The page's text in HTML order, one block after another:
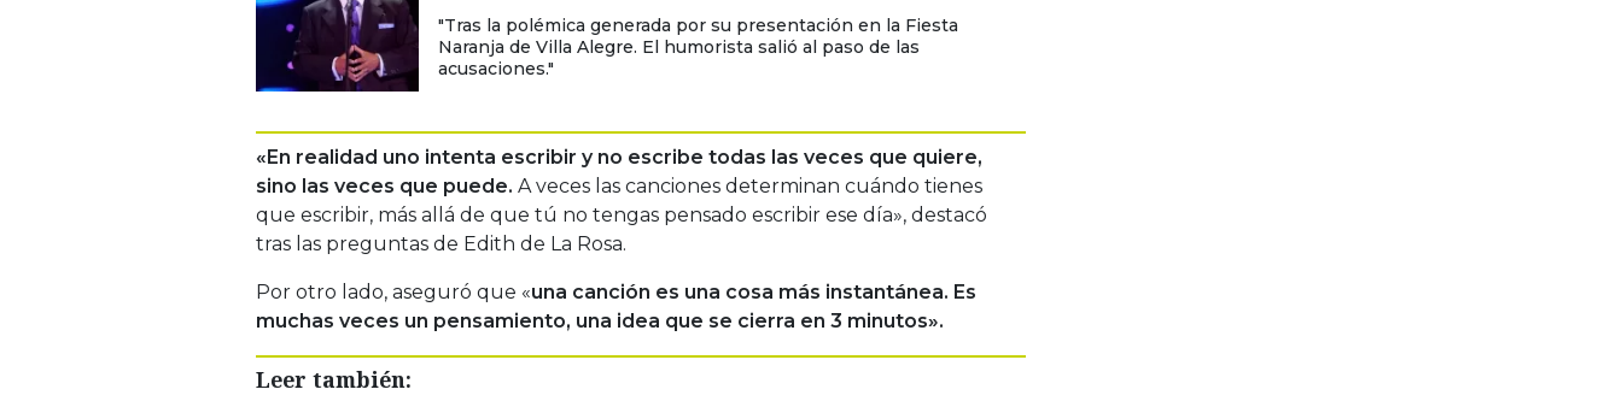
"Tras la polémica generada por su presentación en la Fiesta
Naranja de Villa Alegre. El humorista salió al paso de las
acusaciones."
«En realidad uno intenta escribir y no escribe todas las veces que quiere,
sino las veces que puede. A veces las canciones determinan cuándo tienes
que escribir, más allá de que tú no tengas pensado escribir ese día», destacó
tras las preguntas de Edith de La Rosa.
Por otro lado, aseguró que «una canción es una cosa más instantánea. Es
muchas veces un pensamiento, una idea que se cierra en 3 minutos».
Leer también: